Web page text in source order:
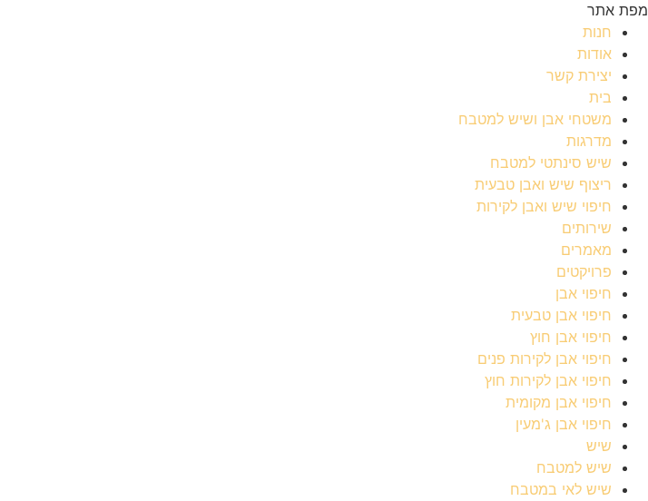
מפת אתר
חנות
אודות
יצירת קשר
בית
משטחי אבן ושיש למטבח
מדרגות
שיש סינתטי למטבח
ריצוף שיש ואבן טבעית
חיפוי שיש ואבן לקירות
שירותים
מאמרים
פרויקטים
חיפוי אבן
חיפוי אבן טבעית
חיפוי אבן חוץ
חיפוי אבן לקירות פנים
חיפוי אבן לקירות חוץ
חיפוי אבן מקומית
חיפוי אבן ג'מעין
שיש
שיש למטבח
שיש לאי במטבח